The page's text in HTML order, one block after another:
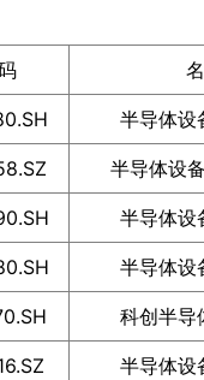
半导体设
半导体设
半导体设
半导体设
科创半导
半导体设